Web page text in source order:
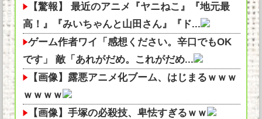
【驚報】 最近のアニメ『ヤニねこ』『地元最
高！』『みいちゃんと山田さん』『ド...
ゲーム作者ワイ「感想ください。辛口でもOK
です」 敵「あれがだめ。これがだめ...
【画像】露悪アニメ化ブーム、はじまるｗｗｗ
ｗｗｗｗ
【画像】手塚の必殺技、卑怯すぎるｗｗ